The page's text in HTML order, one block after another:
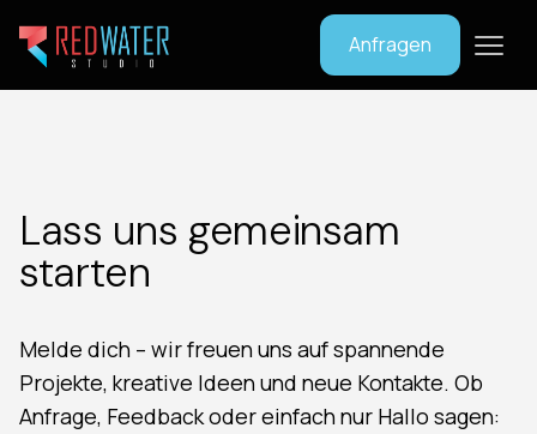
Anfragen
Lass uns gemeinsam
starten
Melde dich – wir freuen uns auf spannende
Projekte, kreative Ideen und neue Kontakte. Ob
Anfrage, Feedback oder einfach nur Hallo sagen: